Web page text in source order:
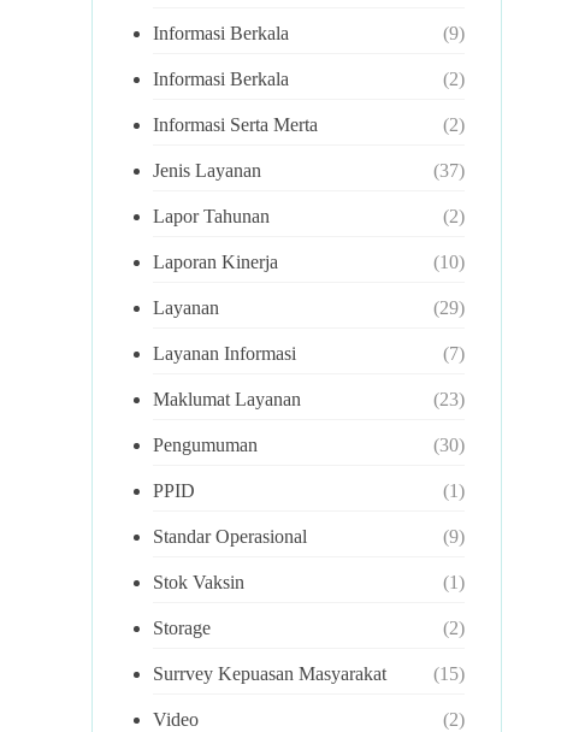
Informasi Berkala (9)
Informasi Berkala (2)
Informasi Serta Merta (2)
Jenis Layanan (37)
Lapor Tahunan (2)
Laporan Kinerja (10)
Layanan (29)
Layanan Informasi (7)
Maklumat Layanan (23)
Pengumuman (30)
PPID (1)
Standar Operasional (9)
Stok Vaksin (1)
Storage (2)
Surrvey Kepuasan Masyarakat (15)
Video (2)